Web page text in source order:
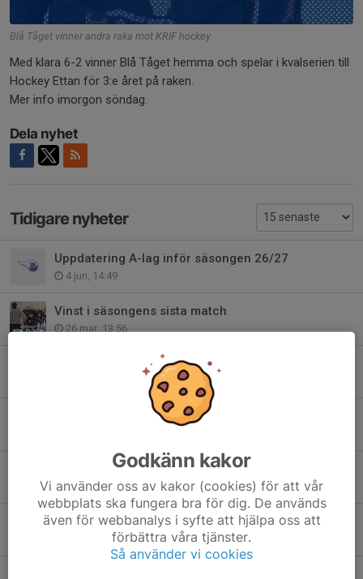
Blå Tåget vinner andra raka mot KRIF hockey
Med klara 6-2 vinner Blå Tåget hemma och spelar i kvalserien till
Hockey Ettan för 3:e året på raken.
Mer info imorgon söndag.
Dela nyhet
Tidigare nyheter
Uppdatering A-lag inför säsongen 26/27
4 jun, 14:49
Vinst i säsongens sista match
26 mar, 13:56
Förlust hemma mot Nyköping
Förlust hemma mot HC Lidköping
Stark bortaseger mot Nyköping
16 mar, 16:01
Förlust i OT mot Boro Vetlanda
13 mar, 08:16
Godkänn kakor
Vi använder oss av kakor (cookies) för att vår
webbplats ska fungera bra för dig. De används
även för webbanalys i syfte att hjälpa oss att
förbättra våra tjänster.
Så använder vi cookies